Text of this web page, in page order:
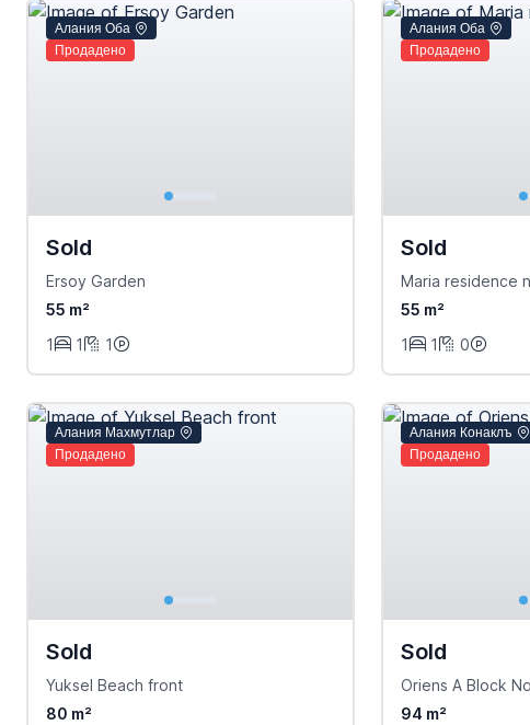
Алания Оба
Продадено
Sold
Ersoy Garden
55 m²
1
1 1
Алания Оба
Продадено
Sold
Maria residence
55 m²
1
1 0
Алания Махмутлар
Продадено
Sold
Yuksel Beach front
80 m²
Алания Конаклъ
Продадено
Sold
Oriens A Block
94 m²